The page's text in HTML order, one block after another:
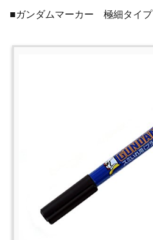
■ガンダムマーカー 極細タイプ